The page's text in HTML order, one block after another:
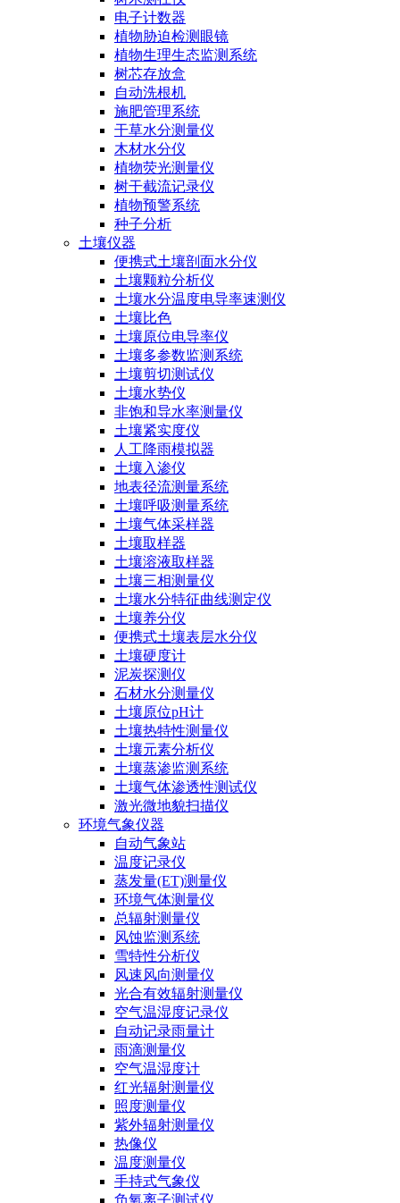
电子计数器
植物胁迫检测眼镜
植物生理生态监测系统
树芯存放盒
自动洗根机
施肥管理系统
干草水分测量仪
木材水分仪
植物荧光测量仪
树干截流记录仪
植物预警系统
种子分析
土壤仪器
便携式土壤剖面水分仪
土壤颗粒分析仪
土壤水分温度电导率速测仪
土壤比色
土壤原位电导率仪
土壤多参数监测系统
土壤剪切测试仪
土壤水势仪
非饱和导水率测量仪
土壤紧实度仪
人工降雨模拟器
土壤入渗仪
地表径流测量系统
土壤呼吸测量系统
土壤气体采样器
土壤取样器
土壤溶液取样器
土壤三相测量仪
土壤水分特征曲线测定仪
土壤养分仪
便携式土壤表层水分仪
土壤硬度计
泥炭探测仪
石材水分测量仪
土壤原位pH计
土壤热特性测量仪
土壤元素分析仪
土壤蒸渗监测系统
土壤气体渗透性测试仪
激光微地貌扫描仪
环境气象仪器
自动气象站
温度记录仪
蒸发量(ET)测量仪
环境气体测量仪
总辐射测量仪
风蚀监测系统
雪特性分析仪
风速风向测量仪
光合有效辐射测量仪
空气温湿度记录仪
自动记录雨量计
雨滴测量仪
空气温湿度计
红光辐射测量仪
照度测量仪
紫外辐射测量仪
热像仪
温度测量仪
手持式气象仪
负氧离子测试仪